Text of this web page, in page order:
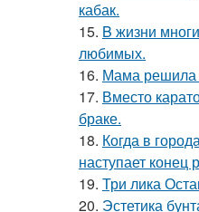
кабак.
15. B жизни
любимых.
16. Мама решила
17. Вместо
браке.
18. Когда в
наступает конец
19. Три лика
20. Эстетика